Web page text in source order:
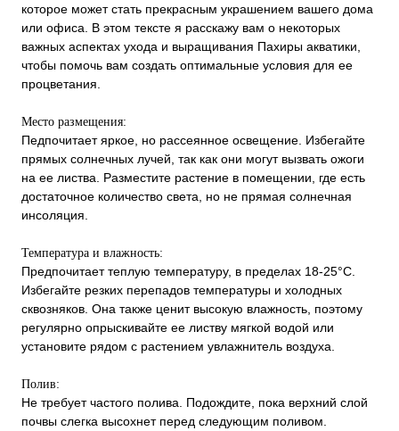
которое может стать прекрасным украшением вашего дома
или офиса. В этом тексте я расскажу вам о некоторых
важных аспектах ухода и выращивания Пахиры акватики,
чтобы помочь вам создать оптимальные условия для ее
процветания.
Место размещения:
Педпочитает яркое, но рассеянное освещение. Избегайте
прямых солнечных лучей, так как они могут вызвать ожоги
на ее листва. Разместите растение в помещении, где есть
достаточное количество света, но не прямая солнечная
инсоляция.
Температура и влажность:
Предпочитает теплую температуру, в пределах 18-25°C.
Избегайте резких перепадов температуры и холодных
сквозняков. Она также ценит высокую влажность, поэтому
регулярно опрыскивайте ее листву мягкой водой или
установите рядом с растением увлажнитель воздуха.
Полив:
Не требует частого полива. Подождите, пока верхний слой
почвы слегка высохнет перед следующим поливом.